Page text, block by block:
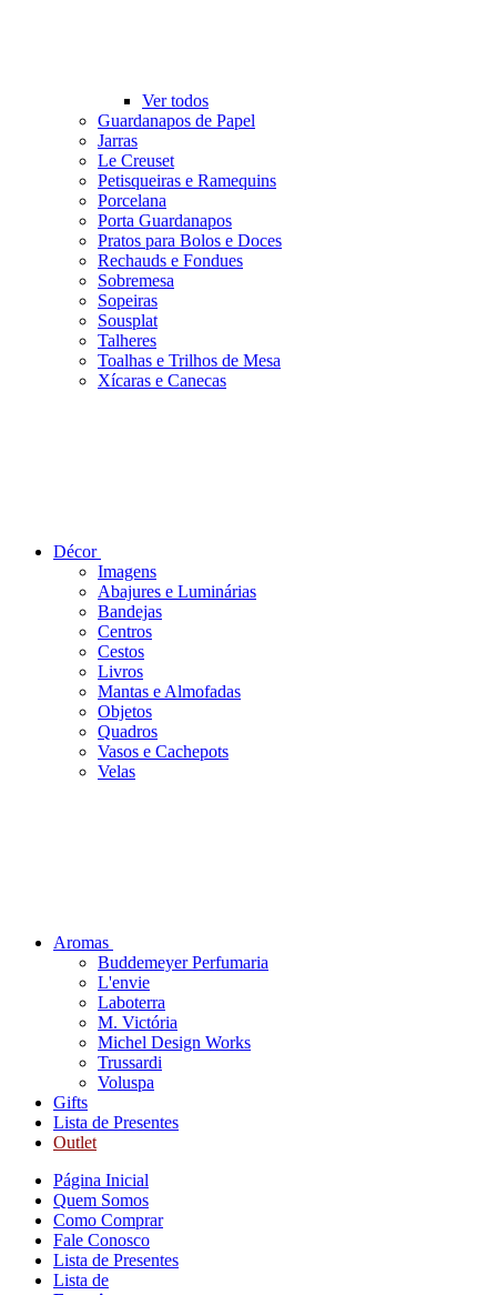
Ver todos
Guardanapos de Papel
Jarras
Le Creuset
Petisqueiras e Ramequins
Porcelana
Porta Guardanapos
Pratos para Bolos e Doces
Rechauds e Fondues
Sobremesa
Sopeiras
Sousplat
Talheres
Toalhas e Trilhos de Mesa
Xícaras e Canecas
Décor
Imagens
Abajures e Luminárias
Bandejas
Centros
Cestos
Livros
Mantas e Almofadas
Objetos
Quadros
Vasos e Cachepots
Velas
Aromas
Buddemeyer Perfumaria
L'envie
Laboterra
M. Victória
Michel Design Works
Trussardi
Voluspa
Gifts
Lista de Presentes
Outlet
Página Inicial
Quem Somos
Como Comprar
Fale Conosco
Lista de Presentes
Lista de